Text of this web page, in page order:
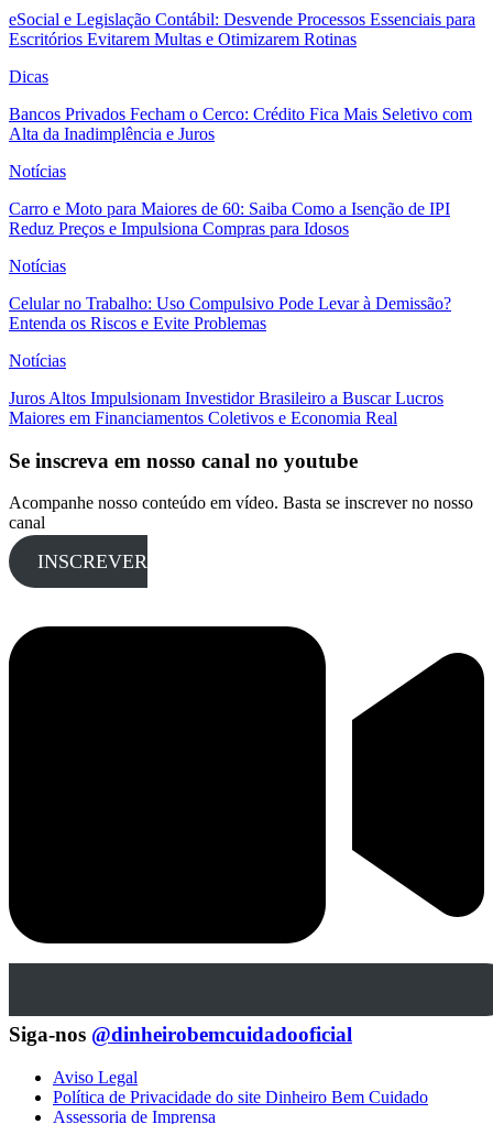
eSocial e Legislação Contábil: Desvende Processos Essenciais para
Escritórios Evitarem Multas e Otimizarem Rotinas
Dicas
Bancos Privados Fecham o Cerco: Crédito Fica Mais Seletivo com
Alta da Inadimplência e Juros
Notícias
Carro e Moto para Maiores de 60: Saiba Como a Isenção de IPI
Reduz Preços e Impulsiona Compras para Idosos
Notícias
Celular no Trabalho: Uso Compulsivo Pode Levar à Demissão?
Entenda os Riscos e Evite Problemas
Notícias
Juros Altos Impulsionam Investidor Brasileiro a Buscar Lucros
Maiores em Financiamentos Coletivos e Economia Real
Se inscreva em nosso canal no youtube
Acompanhe nosso conteúdo em vídeo. Basta se inscrever no nosso
canal
INSCREVER
Siga-nos @dinheirobemcuidadooficial
Aviso Legal
Política de Privacidade do site Dinheiro Bem Cuidado
Assessoria de Imprensa